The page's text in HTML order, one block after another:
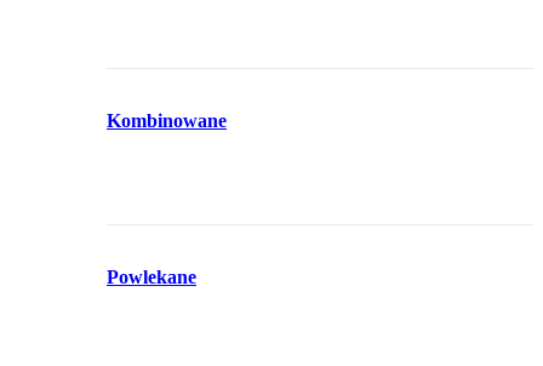
Kombinowane
Powlekane